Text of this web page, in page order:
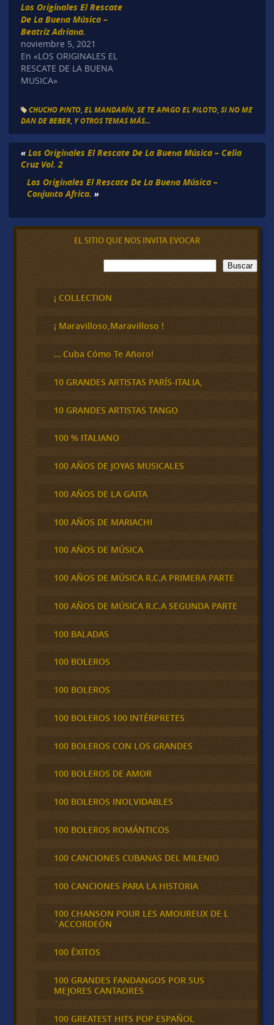
Los Originales El Rescate
De La Buena Música –
Beatríz Adriana.
noviembre 5, 2021
En «LOS ORIGINALES EL
RESCATE DE LA BUENA
MUSICA»
CHUCHO PINTO, EL MANDARÍN, SE TE APAGO EL PILOTO, SI NO ME
DAN DE BEBER, Y OTROS TEMAS MÁS...
« Los Originales El Rescate De La Buena Música – Celia
Cruz Vol. 2
Los Originales El Rescate De La Buena Música –
Conjunto Africa. »
EL SITIO QUE NOS INVITA EVOCAR
B
u
c
a
Buscar
¡ COLLECTION
¡ Maravilloso,Maravilloso !
… Cuba Cómo Te Añoro!
10 GRANDES ARTISTAS PARÍS-ITALIA,
10 GRANDES ARTISTAS TANGO
100 % ITALIANO
100 AÑOS DE JOYAS MUSICALES
100 AÑOS DE LA GAITA
100 AÑOS DE MARIACHI
100 AÑOS DE MÚSICA
100 AÑOS DE MÚSICA R.C.A PRIMERA PARTE
100 AÑOS DE MÚSICA R.C.A SEGUNDA PARTE
100 BALADAS
100 BOLEROS
100 BOLEROS
100 BOLEROS 100 INTÉRPRETES
100 BOLEROS CON LOS GRANDES
100 BOLEROS DE AMOR
100 BOLEROS INOLVIDABLES
100 BOLEROS ROMÁNTICOS
100 CANCIONES CUBANAS DEL MILENIO
100 CANCIONES PARA LA HISTORIA
100 CHANSON POUR LES AMOUREUX DE L
´ACCORDEÓN
100 ÉXITOS
100 GRANDES FANDANGOS POR SUS
MEJORES CANTAORES
100 GREATEST HITS POP ESPAÑOL